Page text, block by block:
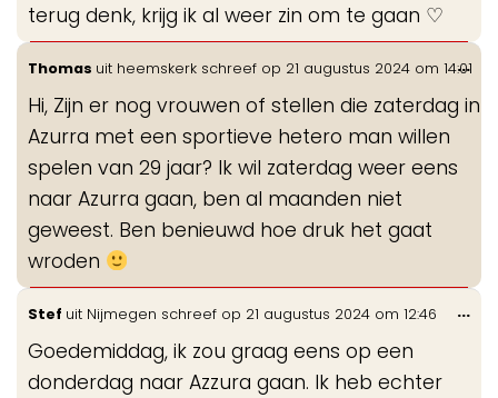
terug denk, krijg ik al weer zin om te gaan ♡
Thomas uit heemskerk schreef op 21 augustus 2024 om 14:01
Hi, Zijn er nog vrouwen of stellen die zaterdag in
Azurra met een sportieve hetero man willen
spelen van 29 jaar? Ik wil zaterdag weer eens
naar Azurra gaan, ben al maanden niet
geweest. Ben benieuwd hoe druk het gaat
wroden
...
Stef uit Nijmegen schreef op 21 augustus 2024 om 12:46
Goedemiddag, ik zou graag eens op een
donderdag naar Azzura gaan. Ik heb echter
...